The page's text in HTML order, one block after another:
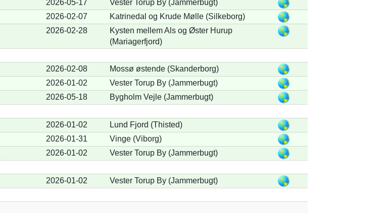
2026-05-17
Vester Torup By (Jammerbugt)
2026-02-07
Katrinedal og Krude Mølle (Silkeborg)
2026-02-28
Kysten mellem Als og Øster Hurup
(Mariagerfjord)
2026-02-08
Mossø østende (Skanderborg)
2026-01-02
Vester Torup By (Jammerbugt)
2026-05-18
Bygholm Vejle (Jammerbugt)
2026-01-02
Lund Fjord (Thisted)
2026-01-31
Vinge (Viborg)
2026-01-02
Vester Torup By (Jammerbugt)
2026-01-02
Vester Torup By (Jammerbugt)